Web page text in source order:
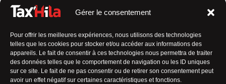
Gérer le consentement
Pour offrir les meilleures expériences, nous utilisons des technologies
telles que les cookies pour stocker et/ou accéder aux informations des
appareils. Le fait de consentir à ces technologies nous permettra de traiter
des données telles que le comportement de navigation ou les ID uniques
sur ce site. Le fait de ne pas consentir ou de retirer son consentement peut
avoir un effet négatif sur certaines caractéristiques et fonctions.
En tant que
distinguent des autres :
Service personnalisé
Flexibilité